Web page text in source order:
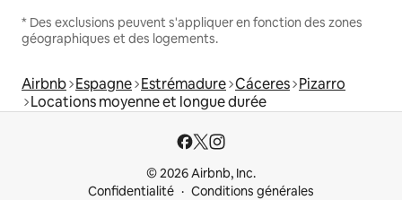
* Des exclusions peuvent s'appliquer en fonction des zones
géographiques et des logements.
Airbnb Espagne Estrémadure Cáceres Pizarro
Locations moyenne et longue durée
© 2026 Airbnb, Inc.
Confidentialité
Conditions générales